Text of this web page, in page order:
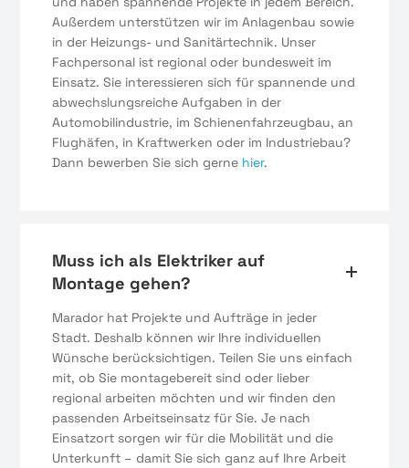
Außerdem unterstützen wir im Anlagenbau sowie
in der Heizungs- und Sanitärtechnik. Unser
Fachpersonal ist regional oder bundesweit im
Einsatz. Sie interessieren sich für spannende und
abwechslungsreiche Aufgaben in der
Automobilindustrie, im Schienenfahrzeugbau, an
Flughäfen, in Kraftwerken oder im Industriebau?
Dann bewerben Sie sich gerne hier.
Muss ich als Elektriker auf
Montage gehen?
Marador hat Projekte und Aufträge in jeder
Stadt. Deshalb können wir Ihre individuellen
Wünsche berücksichtigen. Teilen Sie uns einfach
mit, ob Sie montagebereit sind oder lieber
regional arbeiten möchten und wir finden den
passenden Arbeitseinsatz für Sie. Je nach
Einsatzort sorgen wir für die Mobilität und die
Unterkunft – damit Sie sich ganz auf Ihre Arbeit